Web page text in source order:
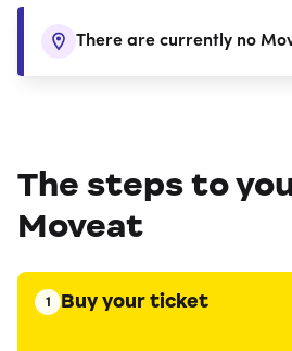
There are currently no
The steps to
Moveat
1 Buy your ticket